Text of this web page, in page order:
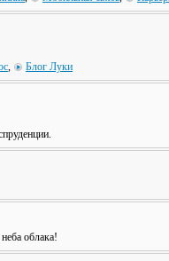
, Блог Луки
облака!